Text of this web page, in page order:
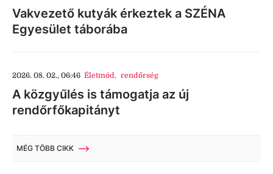
Vakvezető kutyák érkeztek a SZÉNA
Egyesület táborába
2026. 08. 02., 06:46 Életmód, rendőrség
A közgyűlés is támogatja az új
rendőrfőkapitányt
MÉG TÖBB CIKK